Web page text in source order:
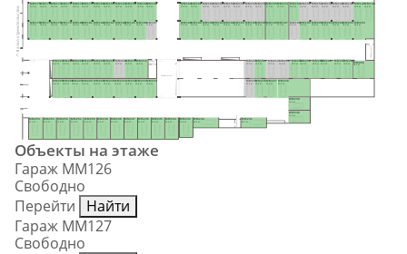
Тамбур-шлюз
Тамбур-шлюз
Тамбур
Тамбур-шлюз
MM146
15.5 м²
MM147
15.9 м²
MM148
15.9 м²
MM149
15.9 м²
MM150
15.9 м²
MM151
15.9 м²
MM152
15.9 м²
MM153
15.5 м²
MM154
MM155
MM156
15.9 м²
MM157
15.9 м²
MM158
15.9 м²
MM159
15.9 м²
MM160
15.9 м²
MM161
15.9 м²
MM162
15.9 м²
MM163
17.0 м²
MM164
15.9 м²
MM165
15.9 м²
MM166
15.9 м²
MM167
15.9 м²
MM168
15.9 м²
MM169
15.9 м²
MM170
15.9 м²
MM171
15.9 м²
MM172
15.9 м²
MM173
15.9 м²
MM174
15.9 м²
MM175
17.0 м²
MM176
17.0 м²
MM177
15.9 м²
MM178
15.9 м²
MM179
15.9 м²
MM180
15.9 м²
MM181
15.9 м²
MM182
15.9 м²
MM183
15.9 м²
MM184
15.9 м²
MM185
15.9 м²
MM186
15.9 м²
MM187
15.9 м²
MM188
17.0 м²
MM189
15.9 м²
MM190
15.9 м²
MM191
15.9 м²
MM192
15.9 м²
MM193
15.9 м²
MM194
15.9 м²
MM195
15.5 м²
MM196MM197 MM198
15.5 м²
MM199
15.9 м²
MM200
15.9 м²
MM201
15.9 м²
MM202
15.9 м²
MM203
15.9 м²
MM204
30.5 м²
MM205
28.9 м²
MM206
15.0 м²
MM207
15.0 м²
MM208
15.0 м²
MM209
15.0 м²
MM210
15.0 м²
MM211
15.0 м²
MM212
16.5 м²
MM213
16.5 м²
MM214
15.0 м²
MM215
15.0 м²
MM216
18.6 м²
MM217
15.9 м²
MM218
15.9 м²
MM219
15.9 м²
MM220
15.9 м²
MM221
15.9 м²
MM222
15.9 м²
MM223
15.9 м²
MM224
15.9 м²
MM225
15.9 м²
MM226
15.9 м²
MM227
15.9 м²
MM228
15.9 м²
MM229
15.9 м²
MM230
15.9 м²
MM231
15.9 м²
MM232
15.9 м²
MM233
15.9 м²
MM234
15.9 м²
MM235
15.0 м²
MM236
15.0 м²
MM237
15.9 м²
MM238
46.0 м²
MM239
21.0 м²
MM240
21.0 м²
MM241
22.9 м²
MM242
22.9 м²
MM243
19.8 м²
MM244
MM245
21.6 м²
MM246
21.6 м²
MM247
21.6 м²
MM248
21.6 м²
MM249
21.6 м²
MM250
21.6 м²
MM251
21.6 м²
MM252
21.6 м²
MM253
21.6 м²
MM254
23.4 м²
II этап строительства
Объекты на этаже
Гараж ММ126
Свободно
Перейти
Найти
Гараж ММ127
Свободно